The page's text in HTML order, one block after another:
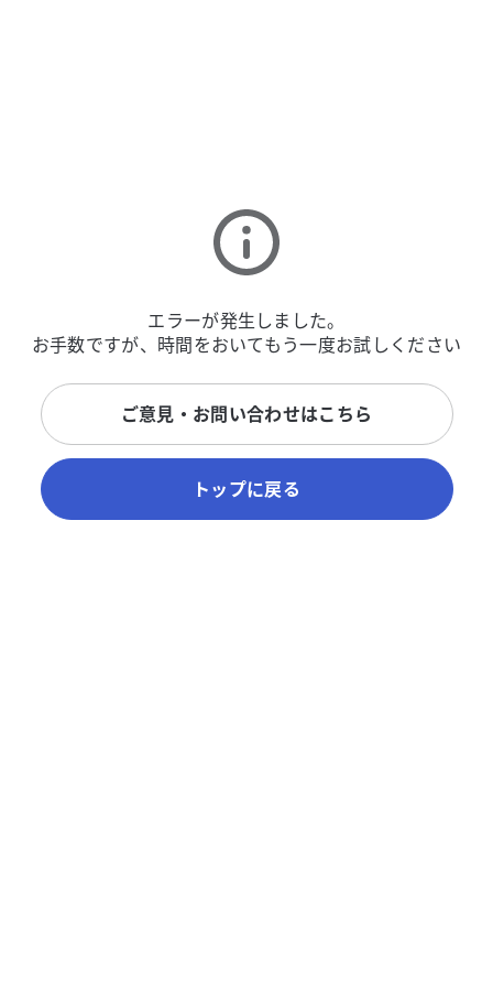
エラーが発生しました。
お手数ですが、時間をおいてもう一度お試しください
ご意見・お問い合わせはこちら
トップに戻る